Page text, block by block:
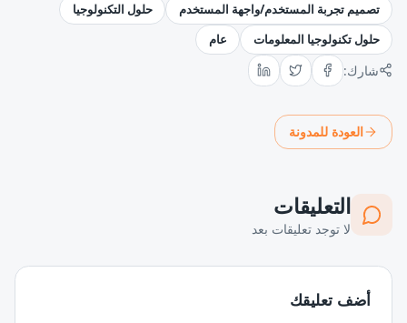
تصميم تجربة المستخدم/واجهة المستخدم
حلول التكنولوجيا
حلول تكنولوجيا المعلومات
عام
شارك:
العودة للمدونة
التعليقات
لا توجد تعليقات بعد
أضف تعليقك